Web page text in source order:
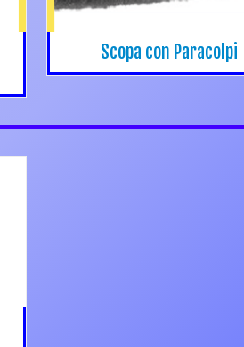
Scopa con Paracolpi